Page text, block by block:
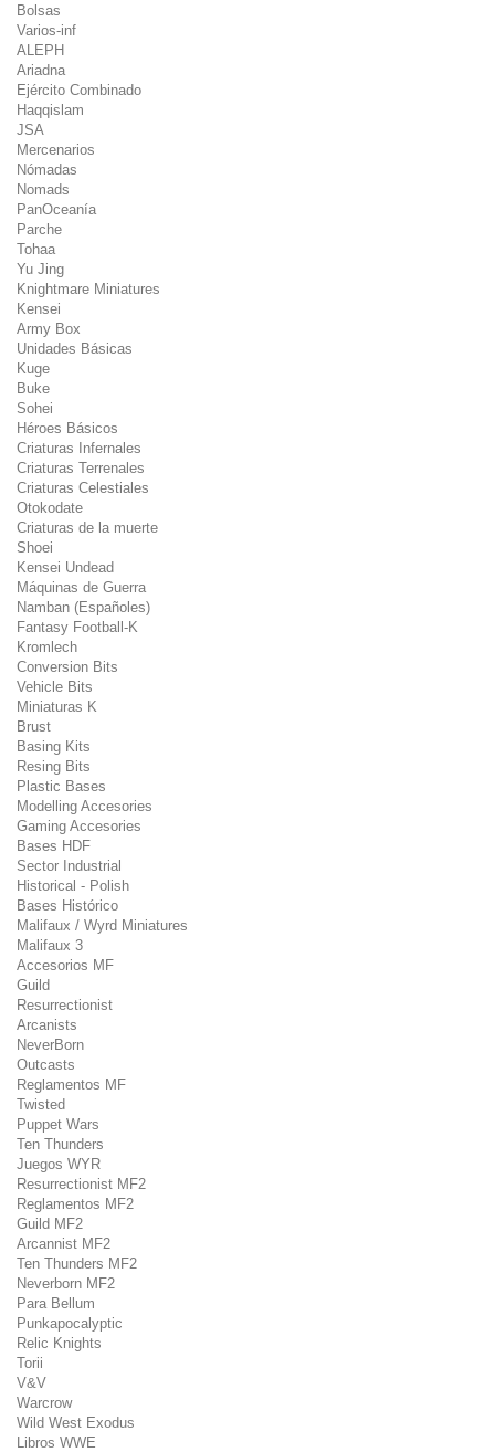
Bolsas
Varios-inf
ALEPH
Ariadna
Ejército Combinado
Haqqislam
JSA
Mercenarios
Nómadas
Nomads
PanOceanía
Parche
Tohaa
Yu Jing
Knightmare Miniatures
Kensei
Army Box
Unidades Básicas
Kuge
Buke
Sohei
Héroes Básicos
Criaturas Infernales
Criaturas Terrenales
Criaturas Celestiales
Otokodate
Criaturas de la muerte
Shoei
Kensei Undead
Máquinas de Guerra
Namban (Españoles)
Fantasy Football-K
Kromlech
Conversion Bits
Vehicle Bits
Miniaturas K
Brust
Basing Kits
Resing Bits
Plastic Bases
Modelling Accesories
Gaming Accesories
Bases HDF
Sector Industrial
Historical - Polish
Bases Histórico
Malifaux / Wyrd Miniatures
Malifaux 3
Accesorios MF
Guild
Resurrectionist
Arcanists
NeverBorn
Outcasts
Reglamentos MF
Twisted
Puppet Wars
Ten Thunders
Juegos WYR
Resurrectionist MF2
Reglamentos MF2
Guild MF2
Arcannist MF2
Ten Thunders MF2
Neverborn MF2
Para Bellum
Punkapocalyptic
Relic Knights
Torii
V&V
Warcrow
Wild West Exodus
Libros WWE